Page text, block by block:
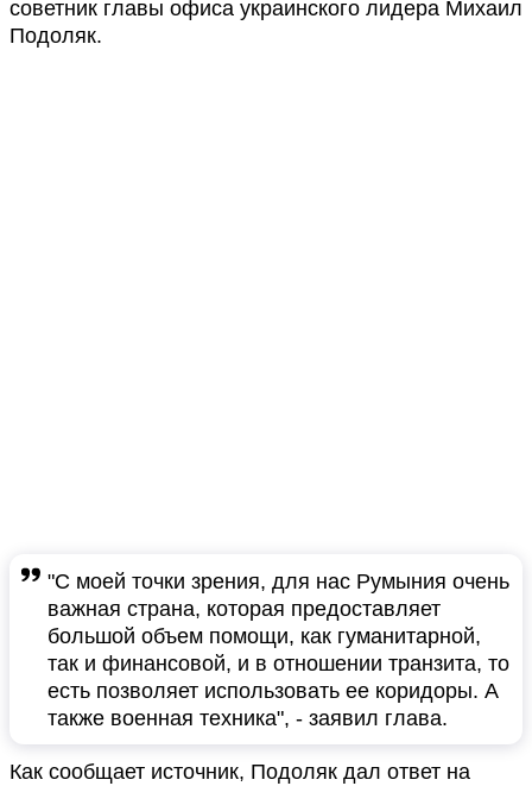
советник главы офиса украинского лидера Михаил
Подоляк.
"С моей точки зрения, для нас Румыния очень
важная страна, которая предоставляет
большой объем помощи, как гуманитарной,
так и финансовой, и в отношении транзита, то
есть позволяет использовать ее коридоры. А
также военная техника", - заявил глава.
Как сообщает источник, Подоляк дал ответ на